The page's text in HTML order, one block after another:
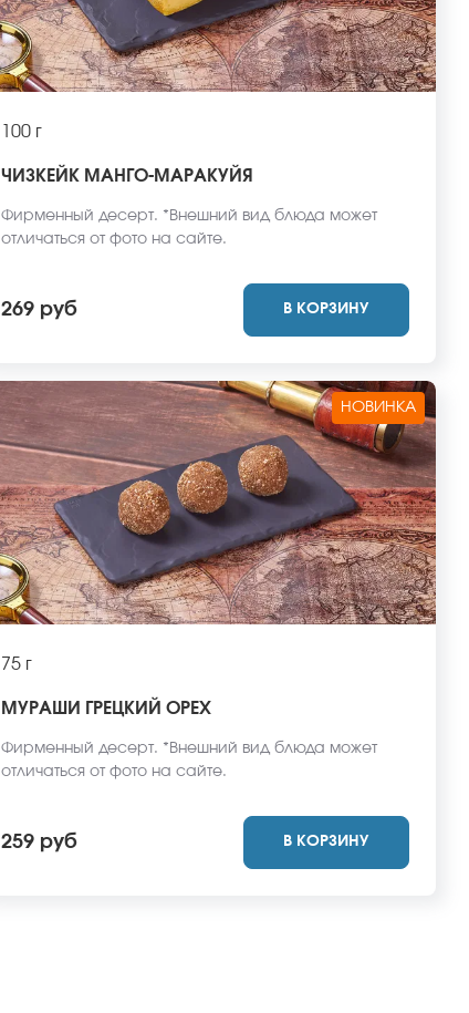
100 г
ЧИЗКЕЙК МАНГО-МАРАКУЙЯ
Фирменный десерт. *Внешний вид блюда может
отличаться от фото на сайте.
269 руб В КОРЗИНУ
НОВИНКА
75 г
МУРАШИ ГРЕЦКИЙ ОРЕХ
Фирменный десерт. *Внешний вид блюда может
отличаться от фото на сайте.
259 руб В КОРЗИНУ